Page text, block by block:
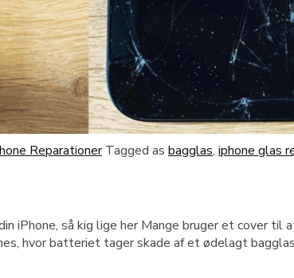
Reparationer Tagged as bagglas, iphone glas
iPhone, så kig lige her Mange bruger et cover
hvor batteriet tager skade af et ødelagt